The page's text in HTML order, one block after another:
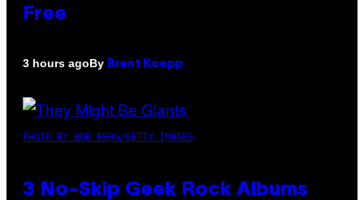
Free
3 hours agoBy Brent Koepp
PHOTO BY BOB BERG/GETTY IMAGES
3 No-Skip Geek Rock Albums